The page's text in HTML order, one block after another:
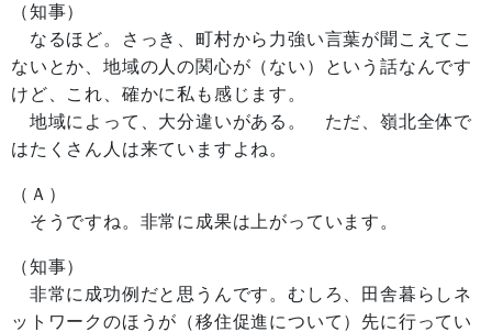
（知事）
なるほど。さっき、町村から力強い言葉が聞こえてこ
ないとか、地域の人の関心が（ない）という話なんです
けど、これ、確かに私も感じます。
地域によって、大分違いがある。 ただ、嶺北全体で
はたくさん人は来ていますよね。
（Ａ）
そうですね。非常に成果は上がっています。
（知事）
非常に成功例だと思うんです。むしろ、田舎暮らしネ
ットワークのほうが（移住促進について）先に行ってい